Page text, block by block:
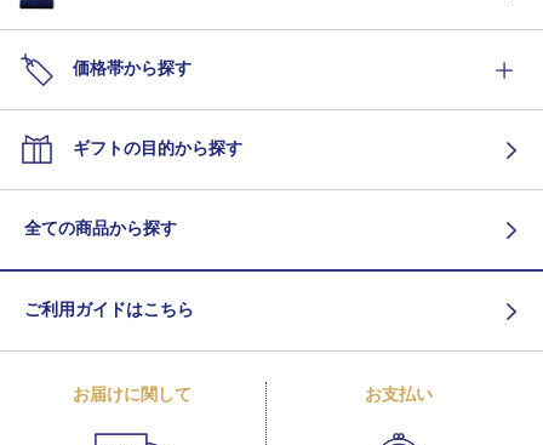
価格帯から探す
ギフトの目的から探す
全ての商品から探す
ご利用ガイドはこちら
お届けに関して お支払い